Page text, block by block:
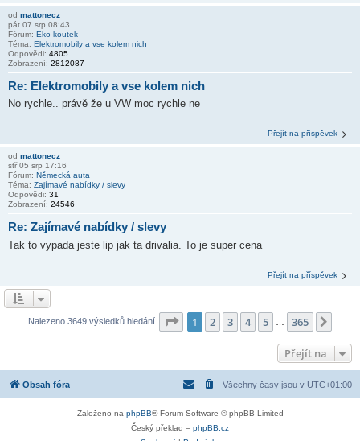
od mattonecz
pát 07 srp 08:43
Fórum: Eko koutek
Téma: Elektromobily a vse kolem nich
Odpovědi: 4805
Zobrazení: 2812087
Re: Elektromobily a vse kolem nich
No rychle.. právě že u VW moc rychle ne
Přejít na příspěvek
od mattonecz
stř 05 srp 17:16
Fórum: Německá auta
Téma: Zajímavé nabídky / slevy
Odpovědi: 31
Zobrazení: 24546
Re: Zajímavé nabídky / slevy
Tak to vypada jeste lip jak ta drivalia. To je super cena
Přejít na příspěvek
Nalezeno 3649 výsledků hledání Stránka z 365
1 2 3 4 5 365
Přejít na
Obsah fóra Všechny časy jsou v UTC+01:00
Založeno na phpBB® Forum Software © phpBB Limited
Český překlad – phpBB.cz